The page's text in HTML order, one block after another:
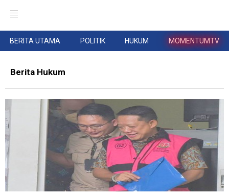
BERITA UTAMA POLITIK HUKUM MOMENTUMTV
Berita Hukum